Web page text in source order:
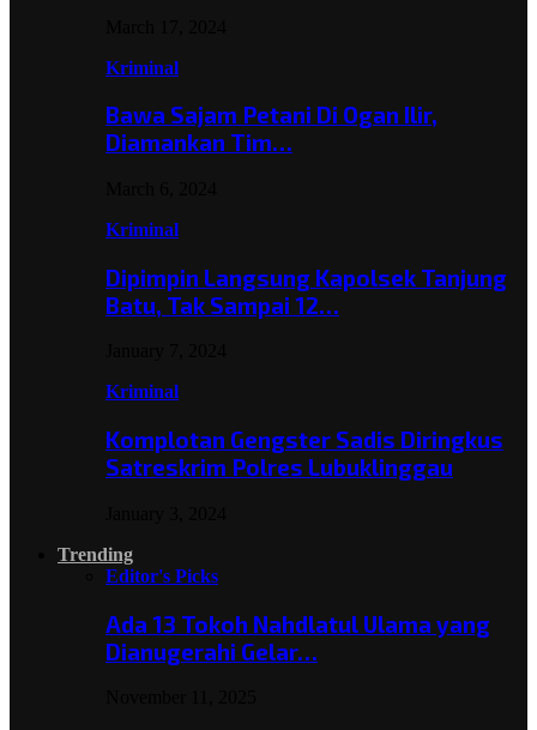
Kriminal
Bawa Sajam Petani Di Ogan Ilir,
Diamankan Tim…
Kriminal
Dipimpin Langsung Kapolsek Tanjung
Batu, Tak Sampai 12…
Kriminal
Komplotan Gengster Sadis Diringkus
Satreskrim Polres Lubuklinggau
Trending
Editor's Picks
Ada 13 Tokoh Nahdlatul Ulama yang
Dianugerahi Gelar…